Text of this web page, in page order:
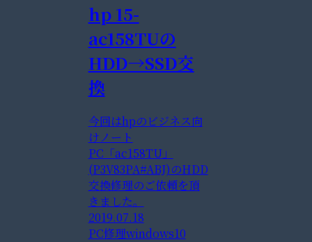
hp 15-
ac158TUの
HDD→SSD交
換
今回はhpのビジネス向
けノート
PC「ac158TU」
(P3V83PA#ABJ)のHDD
交換修理のご依頼を頂
きました。
2019.07.18
PC修理windows10